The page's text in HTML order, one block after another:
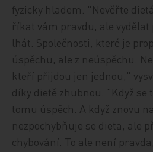
fyzicky hladem. "Nevěřte
říkat vám pravdu, ale vydělat
lhát. Společnosti, které je
úspěchu, ale z neúspěchu.
kteří přijdou jen jednou,"
díky dietě zhubnou. "Když se
tomu úspěch. A když znovu
nezpochybňuje se dieta, ale
chybování. To ale není